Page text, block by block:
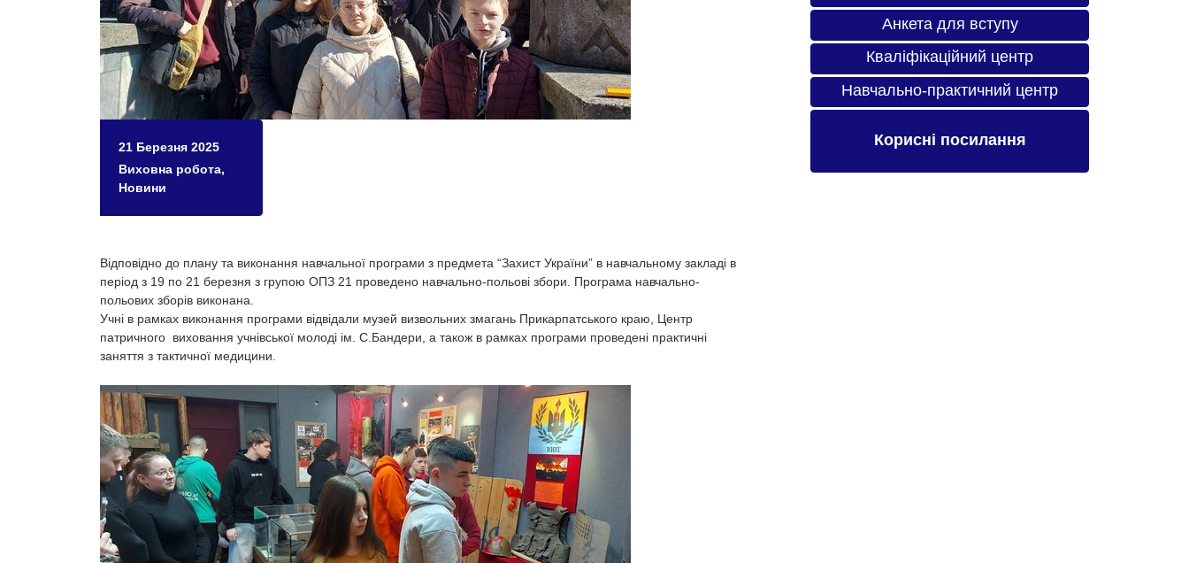
21 Березня 2025
Виховна робота,
Новини
Відповідно до плану та виконання навчальної програми з предмета “Захист України” в навчальному закладі в
період з 19 по 21 березня з групою ОПЗ 21 проведено навчально-польові збори. Програма навчально-
польових зборів виконана.
Учні в рамках виконання програми відвідали музей визвольних змагань Прикарпатського краю, Центр
патричного виховання учнівської молоді ім. С.Бандери, а також в рамках програми проведені практичні
заняття з тактичної медицини.
Анкета для вступу
Кваліфікаційний центр
Навчально-практичний центр
Корисні посилання